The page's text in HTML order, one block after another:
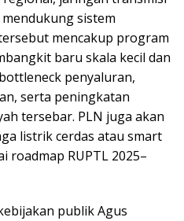
sistem
mencakup program
baru skala kecil dan
penyaluran,
serta peningkatan
tersebar. PLN juga akan
listrik cerdas atau smart
roadmap RUPTL 2025–
publik Agus